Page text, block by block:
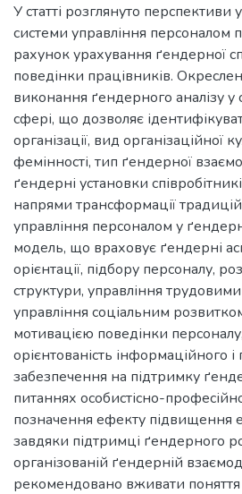
У статті розглянуто перспективи
системи управління персоналом
рахунок урахування ґендерної
поведінки працівників.
виконання ґендерного аналізу у
сфері, що дозволяє
організації, вид організаційної
фемінності, тип ґендерної
ґендерні установки
напрями трансформації
управління персоналом у
модель, що враховує ґендерні
орієнтації, підбору персоналу,
структури, управління
управління соціальним
мотивацією поведінки
орієнтованість інформаційного
забезпечення на підтримку
питаннях особистісно-
позначення ефекту підвищення
завдяки підтримці ґендерного
організованій ґендерній
рекомендовано вживати поняття